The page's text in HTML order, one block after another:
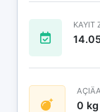
KAYIT
0